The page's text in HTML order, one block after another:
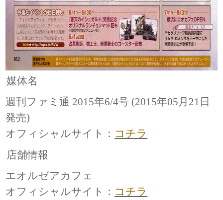
媒体名
週刊ファミ通 2015年6/4号 (2015年05月21日
発売)
オフィシャルサイト： コチラ
店舗情報
エオルゼアカフェ
オフィシャルサイト： コチラ